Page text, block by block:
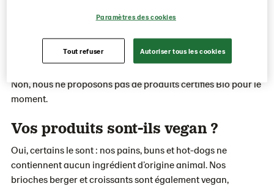
nous contacter directement.
Avez-vous une gamme Bio ?
Non, nous ne proposons pas de produits certifiés Bio pour le
moment.
Vos produits sont-ils vegan ?
Oui, certains le sont : nos pains, buns et hot-dogs ne
contiennent aucun ingrédient d’origine animal. Nos
brioches berger et croissants sont également vegan,
Paramètres des cookies
Tout refuser Autoriser tous les cookies